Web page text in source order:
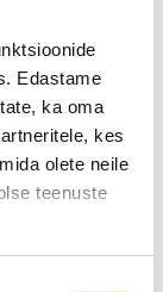
Edastame
ka oma
kes
olete neile
teenuste